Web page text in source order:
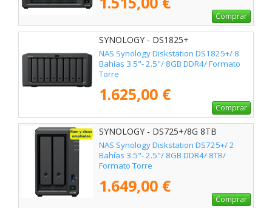
Comprar
SYNOLOGY - DS1825+
NAS Synology Diskstation DS1825+/ 8
Bahías 3.5"- 2.5"/ 8GB DDR4/ Formato
Torre
1.625,00 €
Comprar
SYNOLOGY - DS725+/8G 8TB
NAS Synology Diskstation DS725+/ 2
Bahías 3.5"- 2.5"/ 8GB DDR4/ 8TB/
Formato Torre
1.649,00 €
Comprar